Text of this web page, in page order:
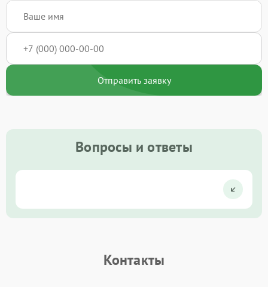
Отправить заявку
Вопросы и ответы
Контакты